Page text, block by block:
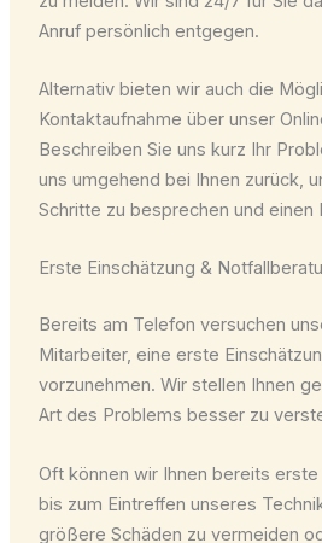
Anruf persönlich entgegen.
Alternativ bieten wir auch die
Kontaktaufnahme über unser
Beschreiben Sie uns kurz Ihr
uns umgehend bei Ihnen zurück,
Schritte zu besprechen und einen
Erste Einschätzung &
Bereits am Telefon versuchen
Mitarbeiter, eine erste
vorzunehmen. Wir stellen Ihnen
Art des Problems besser zu
Oft können wir Ihnen bereits
bis zum Eintreffen unseres
größere Schäden zu vermeiden